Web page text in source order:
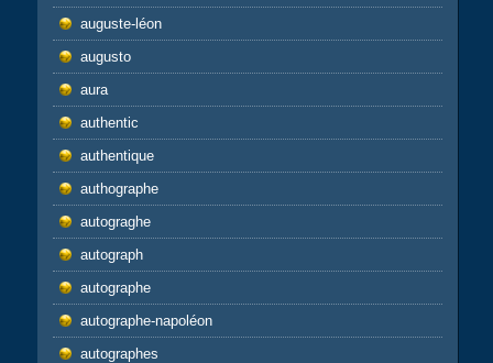
auguste-léon
augusto
aura
authentic
authentique
authographe
autograghe
autograph
autographe
autographe-napoléon
autographes